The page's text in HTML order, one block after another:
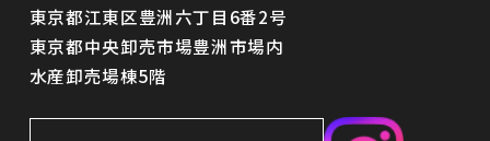
東京都江東区豊洲六丁目6番2号
東京都中央卸売市場豊洲市場内
水産卸売場棟5階